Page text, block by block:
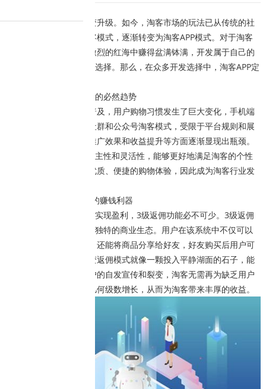
淘客行业在不断演变升级。如今，淘客市场的玩法已从传统的社
群淘客模式、公众号淘客模式，逐渐转变为淘客APP模式。对于淘客
而言，若想在这片竞争激烈的红海中赚得盆满钵满，开发属于自己的
淘客APP系统已成为必然选择。那么，在众多开发选择中，淘客APP定
淘客APP：时代发展的必然趋势
随着移动互联网的普及，用户购物习惯发生了巨大变化，手机端
购物成为主流。传统的社群和公众号淘客模式，受限于平台规则和展
示形式，在用户获取、推广效果和收益提升等方面逐渐显现出瓶颈。
而淘客APP具有高度的自主性和灵活性，能够更好地满足淘客的个性
化需求，为用户提供更优质、便捷的购物体验，因此成为淘客行业发
3级返佣：淘客APP的赚钱利器
要想让淘客APP快速实现盈利，3级返佣功能必不可少。3级返佣
淘客APP系统构建了一个独特的商业生态。用户在该系统中不仅可以
自购商品享受省钱优惠，还能将商品分享给好友，好友购买后用户可
获得相应佣金。这种裂变返佣模式就像一颗投入平静湖面的石子，能
激起层层涟漪。通过用户的自发宣传和裂变，淘客无需再为缺乏用户
而发愁，用户数量会呈几何级数增长，从而为淘客带来丰厚的收益。